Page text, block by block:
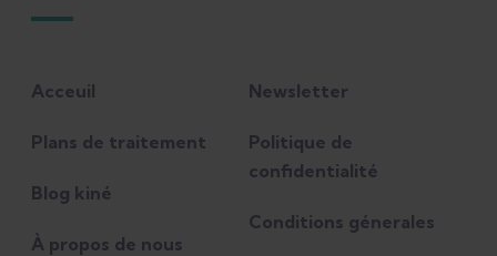
Acceuil
Plans de traitement
Blog kiné
À propos de nous
Newsletter
Politique de
confidentialité
Conditions génerales